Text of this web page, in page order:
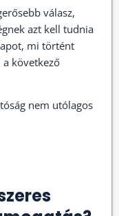
válasz,
azt kell tudnia
mi történt
a következő
nem utólagos